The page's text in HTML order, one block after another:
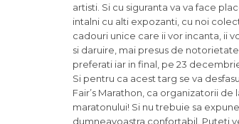
artisti. Si cu siguranta va va face
intalni cu alti expozanti, cu noi
cadouri unice care ii vor incanta, ii
si daruire, mai presus de
preferati iar in final, pe 23
Si pentru ca acest targ se va
Fair’s Marathon, ca organizatorii
maratonului! Si nu trebuie sa
dumneavoastra confortabil. Puteti